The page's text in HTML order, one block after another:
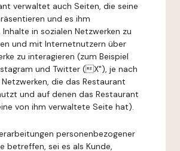
verwaltet auch Seiten, die seine
und es ihm
in sozialen Netzwerken zu
und mit Internetnutzern über
zu interagieren (zum Beispiel
und Twitter (X"), je nach
die das Restaurant
und auf denen das Restaurant
von ihm verwaltete Seite hat).
personenbezogener
betreffen, sei es als Kunde,